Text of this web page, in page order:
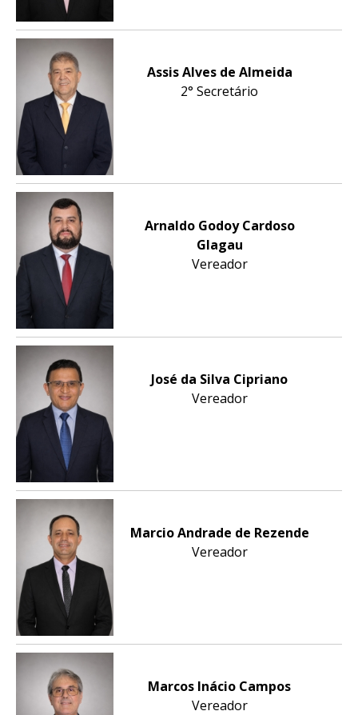
Assis Alves de Almeida
2° Secretário
Arnaldo Godoy Cardoso
Glagau
Vereador
José da Silva Cipriano
Vereador
Marcio Andrade de Rezende
Vereador
Marcos Inácio Campos
Vereador